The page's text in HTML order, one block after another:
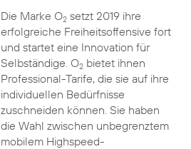
Die Marke O2setzt 2019 ihre
erfolgreiche Freiheitsoffensive fort
und startet eine Innovation für
Selbständige. O2bietet ihnen
Professional-Tarife, die sie auf ihre
individuellen Bedürfnisse
zuschneiden können. Sie haben
die Wahl zwischen unbegrenztem
mobilem Highspeed-